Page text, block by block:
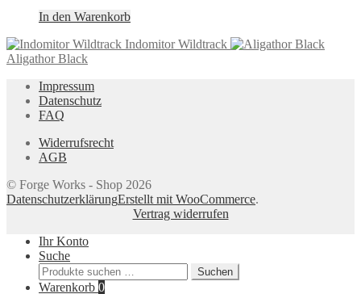
In den Warenkorb
Indomitor Wildtrack
Aligathor Black
Impressum
Datenschutz
FAQ
Widerrufsrecht
AGB
© Forge Works - Shop 2026
DatenschutzerklärungErstellt mit WooCommerce.
Vertrag widerrufen
Ihr Konto
Suche
Suchen
nach:
Suchen
Warenkorb 0